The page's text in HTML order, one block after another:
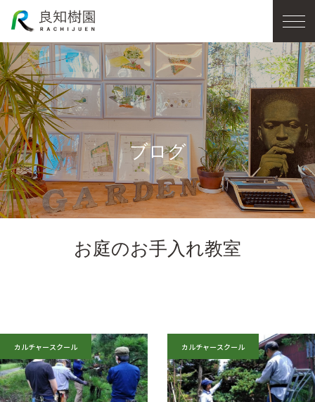
ブログ
お庭のお手入れ教室
カルチャースクール カルチャースクール